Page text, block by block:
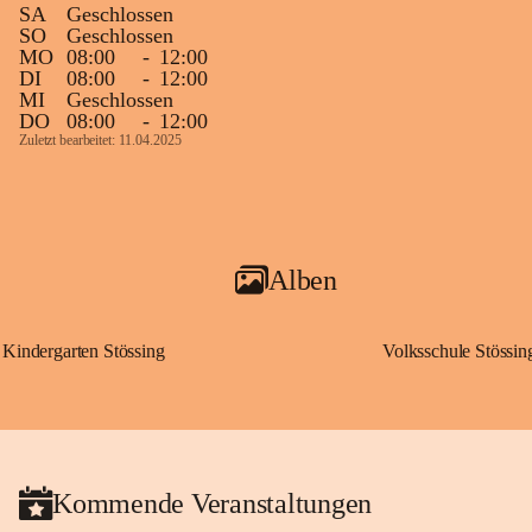
SA
Geschlossen
SO
Geschlossen
MO 08:00 - 12:00
DI
08:00 - 12:00
MI
Geschlossen
DO
08:00 - 12:00
Zuletzt bearbeitet: 11.04.2025
Alben
Kindergarten Stössing Volksschule
Kommende Veranstaltungen